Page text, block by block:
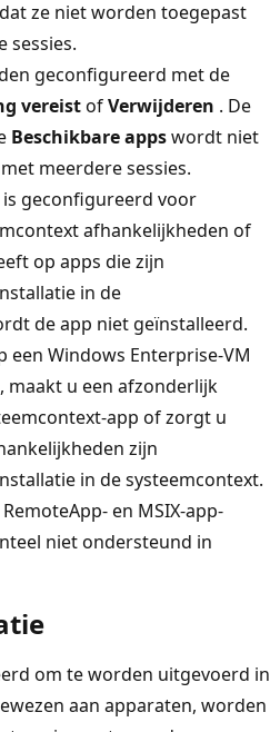
ze niet worden toegepast
sessies.
geconfigureerd met de
vereistofVerwijderen . De
Beschikbare appswordt niet
meerdere sessies.
is geconfigureerd voor
afhankelijkheden of
op apps die zijn
in de
de app niet geïnstalleerd.
een Windows Enterprise-VM
maakt u een afzonderlijk
app of zorgt u
zijn
in de systeemcontext.
en MSIX-app-
niet ondersteund in
om te worden uitgevoerd in
aan apparaten, worden